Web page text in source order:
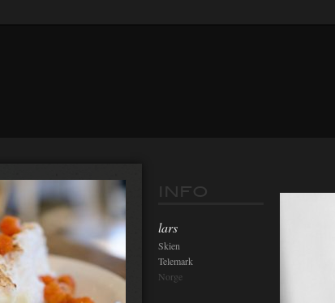
INFO
lars
Skien
Telemark
Norge